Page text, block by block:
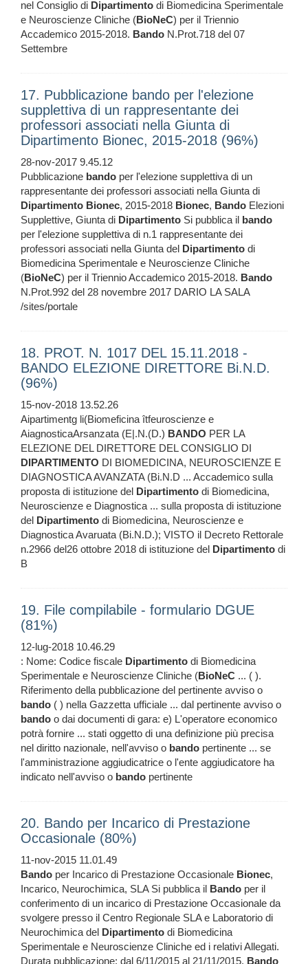
nel Consiglio di Dipartimento di Biomedicina Sperimentale
e Neuroscienze Cliniche (BioNeC) per il Triennio
Accademico 2015-2018. Bando N.Prot.718 del 07
Settembre
17. Pubblicazione bando per l'elezione
supplettiva di un rappresentante dei
professori associati nella Giunta di
Dipartimento Bionec, 2015-2018 (96%)
28-nov-2017 9.45.12
Pubblicazione bando per l'elezione supplettiva di un
rappresentante dei professori associati nella Giunta di
Dipartimento Bionec, 2015-2018 Bionec, Bando Elezioni
Supplettive, Giunta di Dipartimento Si pubblica il bando
per l'elezione supplettiva di n.1 rappresentante dei
professori associati nella Giunta del Dipartimento di
Biomedicina Sperimentale e Neuroscienze Cliniche
(BioNeC) per il Triennio Accademico 2015-2018. Bando
N.Prot.992 del 28 novembre 2017 DARIO LA SALA
/sites/portale
18. PROT. N. 1017 DEL 15.11.2018 -
BANDO ELEZIONE DIRETTORE Bi.N.D.
(96%)
15-nov-2018 13.52.26
Aipartimentg li(Biomeficina îtfeuroscienze e
AiagnosticaArsanzata (E|.N.(D.) BANDO PER LA
ELEZIONE DEL DIRETTORE DEL CONSIGLIO DI
DIPARTIMENTO DI BIOMEDICINA, NEUROSCIENZE E
DIAGNOSTICA AVANZATA (Bi.N.D ... Accademico sulla
proposta di istituzione del Dipartimento di Biomedicina,
Neuroscienze e Diagnostica ... sulla proposta di istituzione
del Dipartimento di Biomedicina, Neuroscienze e
Diagnostica Avaruata (Bi.N.D.); VISTO il Decreto Rettorale
n.2966 del26 ottobre 2018 di istituzione del Dipartimento di
B
19. File compilabile - formulario DGUE
(81%)
12-lug-2018 10.46.29
: Nome: Codice fiscale Dipartimento di Biomedicina
Sperimentale e Neuroscienze Cliniche (BioNeC ... ( ).
Riferimento della pubblicazione del pertinente avviso o
bando ( ) nella Gazzetta ufficiale ... dal pertinente avviso o
bando o dai documenti di gara: e) L'operatore economico
potrà fornire ... stati oggetto di una definizione più precisa
nel diritto nazionale, nell'avviso o bando pertinente ... se
l'amministrazione aggiudicatrice o l'ente aggiudicatore ha
indicato nell'avviso o bando pertinente
20. Bando per Incarico di Prestazione
Occasionale (80%)
11-nov-2015 11.01.49
Bando per Incarico di Prestazione Occasionale Bionec,
Incarico, Neurochimica, SLA Si pubblica il Bando per il
conferimento di un incarico di Prestazione Occasionale da
svolgere presso il Centro Regionale SLA e Laboratorio di
Neurochimica del Dipartimento di Biomedicina
Sperimentale e Neuroscienze Cliniche ed i relativi Allegati.
Durata pubblicazione: dal 6/11/2015 al 21/11/2015. Bando